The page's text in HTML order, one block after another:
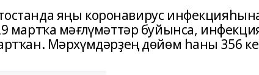
яңы коронавирус
мартҡа мәғлүмәттәр буйынса,
Мәрхүмдәрҙең дөйөм һаны 356